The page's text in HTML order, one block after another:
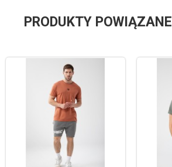
PRODUKTY POWIĄZANE